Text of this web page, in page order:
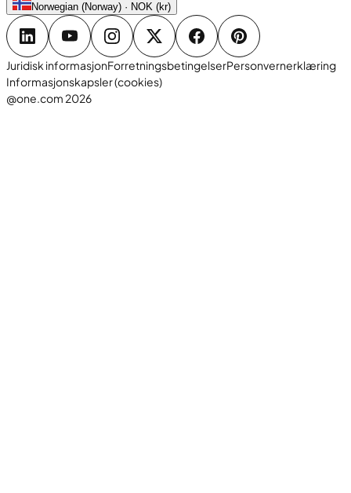
Norwegian (Norway) · NOK (kr)
Juridisk informasjonForretningsbetingelserPersonvernerklæring
Informasjonskapsler (cookies)
@one.com 2026